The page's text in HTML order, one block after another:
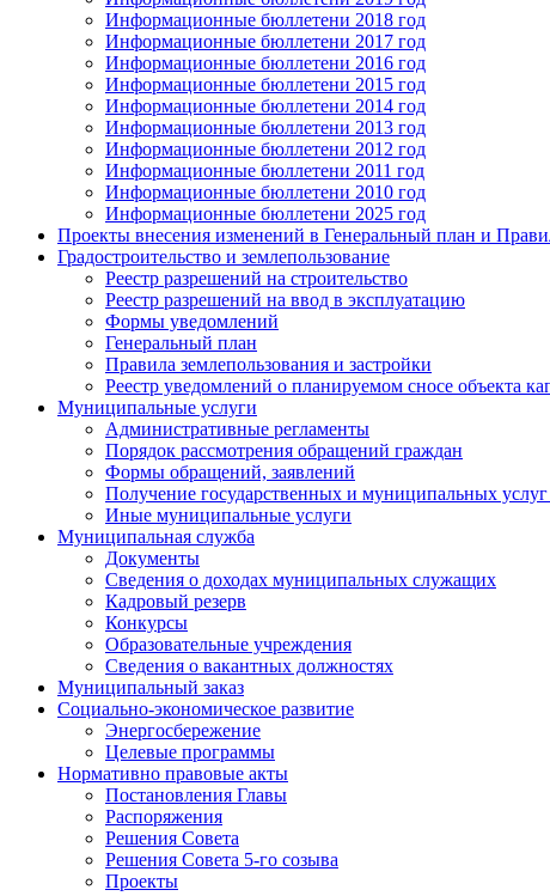
Информационные бюллетени 2018 год
Информационные бюллетени 2017 год
Информационные бюллетени 2016 год
Информационные бюллетени 2015 год
Информационные бюллетени 2014 год
Информационные бюллетени 2013 год
Информационные бюллетени 2012 год
Информационные бюллетени 2011 год
Информационные бюллетени 2010 год
Информационные бюллетени 2025 год
Проекты внесения изменений в Генеральный план и
Градостроительство и землепользование
Реестр разрешений на строительство
Реестр разрешений на ввод в эксплуатацию
Формы уведомлений
Генеральный план
Правила землепользования и застройки
Реестр уведомлений о планируемом сносе объекта
Муниципальные услуги
Административные регламенты
Порядок рассмотрения обращений граждан
Формы обращений, заявлений
Получение государственных и муниципальных
Иные муниципальные услуги
Муниципальная служба
Документы
Сведения о доходах муниципальных служащих
Кадровый резерв
Конкурсы
Образовательные учреждения
Сведения о вакантных должностях
Муниципальный заказ
Социально-экономическое развитие
Энергосбережение
Целевые программы
Нормативно правовые акты
Постановления Главы
Распоряжения
Решения Совета
Решения Совета 5-го созыва
Проекты